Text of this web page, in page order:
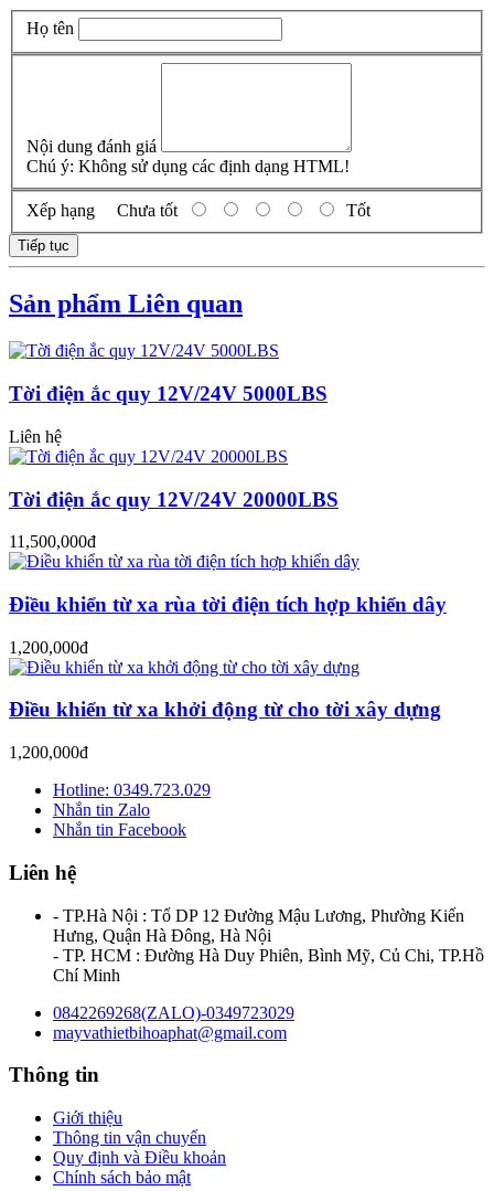
Họ tên
Nội dung đánh giá
Chú ý: Không sử dụng các định dạng HTML!
Xếp hạng Chưa tốt Tốt
Tiếp tục
Sản phẩm Liên quan
Tời điện ắc quy 12V/24V 5000LBS
Liên hệ
Tời điện ắc quy 12V/24V 20000LBS
11,500,000đ
Điều khiển từ xa rùa tời điện tích hợp khiển dây
1,200,000đ
Điều khiển từ xa khởi động từ cho tời xây dựng
1,200,000đ
Hotline: 0349.723.029
Nhắn tin Zalo
Nhắn tin Facebook
Liên hệ
- TP.Hà Nội : Tổ DP 12 Đường Mậu Lương, Phường Kiến
Hưng, Quận Hà Đông, Hà Nội
- TP. HCM : Đường Hà Duy Phiên, Bình Mỹ, Củ Chi, TP.Hồ
Chí Minh
0842269268(ZALO)-0349723029
mayvathietbihoaphat@gmail.com
Thông tin
Giới thiệu
Thông tin vận chuyển
Quy định và Điều khoản
Chính sách bảo mật